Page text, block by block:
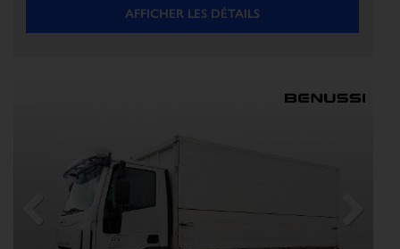
AFFICHER LES DÉTAILS